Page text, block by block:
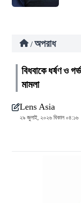
/ অপরাধ
বিধবাকে ধর্ষণ ও
মামলা
Lens Asia
২৯ জুলাই, ২০২৬ বিকাল ০৪:১৬